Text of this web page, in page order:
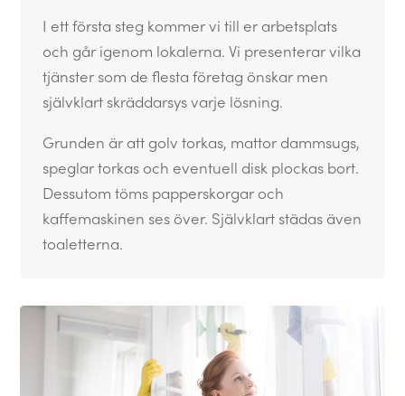
I ett första steg kommer vi till er arbetsplats
och går igenom lokalerna. Vi presenterar vilka
tjänster som de flesta företag önskar men
självklart skräddarsys varje lösning.
Grunden är att golv torkas, mattor dammsugs,
speglar torkas och eventuell disk plockas bort.
Dessutom töms papperskorgar och
kaffemaskinen ses över. Självklart städas även
toaletterna.